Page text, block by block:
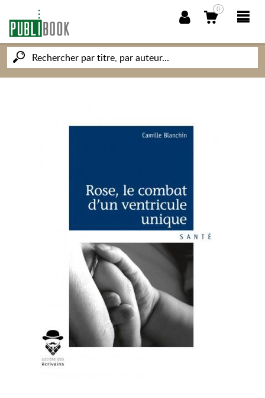
0
NOUVEAUTÉS
SOCIÉTÉ DES ÉCRIVAINS
MON PETIT ÉDITEUR